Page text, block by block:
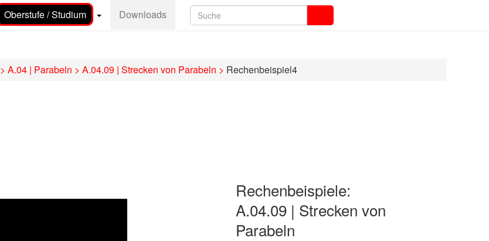
Oberstufe / Studium Downloads
> A.04 | Parabeln > A.04.09 | Strecken von Parabeln > Rechenbeispiel4
Rechenbeispiele:
A.04.09 | Strecken von
Parabeln